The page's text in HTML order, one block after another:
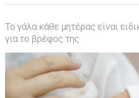
Η
α
ξ
ί
Το γάλα κάθε μητέρας είναι
για το βρέφος της